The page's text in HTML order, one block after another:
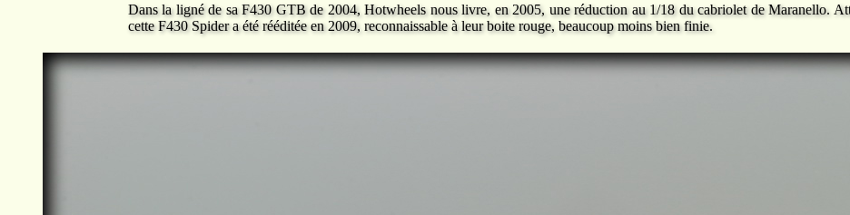
Dans la ligné de sa F430 GTB de 2004, Hotwheels nous livre, en 2005, une réduction au 1/18 du cabriolet de Maranello.
cette F430 Spider a été rééditée en 2009, reconnaissable à leur boite rouge, beaucoup moins bien finie.